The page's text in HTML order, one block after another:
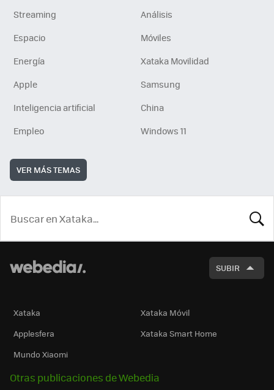
Streaming
Análisis
Espacio
Móviles
Energía
Xataka Movilidad
Apple
Samsung
Inteligencia artificial
China
Empleo
Windows 11
VER MÁS TEMAS
SUBIR
Xataka
Xataka Móvil
Applesfera
Xataka Smart Home
Mundo Xiaomi
Otras publicaciones de Webedia